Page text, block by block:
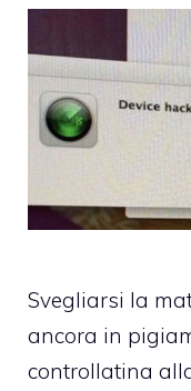
Svegliarsi la
ancora in
controllatina